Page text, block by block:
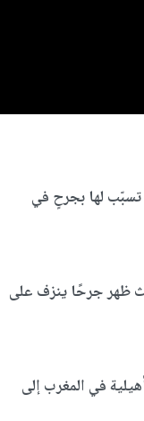
تسبّب لها بجرحٍ في
ظهر جرحًا ينزف على
في المغرب إلى